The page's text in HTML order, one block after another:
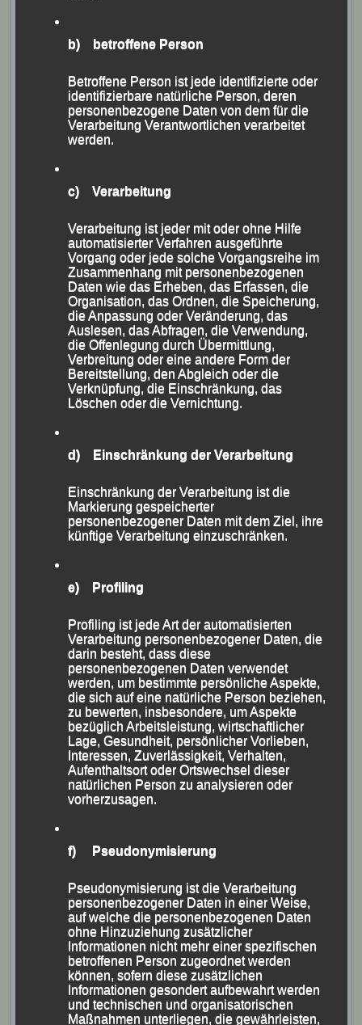
Erfolgsduo:
Erfolgstrainer Günter Zahn mit Eva Schultz nach dem
Rennen
Foto: Kiefner
Erfolgreiches Trio (v.re.) Anna Drexler, Lea Gahbauer
und Felix Proschek
Felix Proschek, der sich Mitte Juli beim
„Mitsommerlauf“ in Regensburg mit neuer persönlicher
Bestleitung erstmals für eine Bayerische Meisterschaft
qualifiziert hatte, lieferte über 800 m der Männlichen
Jugend U 18 ein couragiertes Rennen und belegte mit
seiner Endzeit von 2:08,03 Minuten, nur knapp über
b) betroffene Person
Betroffene Person ist jede identifizierte oder
identifizierbare natürliche Person, deren
personenbezogene Daten von dem für die
Verarbeitung Verantwortlichen verarbeitet
werden.
c) Verarbeitung
Verarbeitung ist jeder mit oder ohne Hilfe
automatisierter Verfahren ausgeführte
Vorgang oder jede solche Vorgangsreihe im
Zusammenhang mit personenbezogenen
Daten wie das Erheben, das Erfassen, die
Organisation, das Ordnen, die Speicherung,
die Anpassung oder Veränderung, das
Auslesen, das Abfragen, die Verwendung,
die Offenlegung durch Übermittlung,
Verbreitung oder eine andere Form der
Bereitstellung, den Abgleich oder die
Verknüpfung, die Einschränkung, das
Löschen oder die Vernichtung.
d) Einschränkung der Verarbeitung
Einschränkung der Verarbeitung ist die
Markierung gespeicherter
personenbezogener Daten mit dem Ziel, ihre
künftige Verarbeitung einzuschränken.
e) Profiling
Profiling ist jede Art der automatisierten
Verarbeitung personenbezogener Daten, die
darin besteht, dass diese
personenbezogenen Daten verwendet
werden, um bestimmte persönliche Aspekte,
die sich auf eine natürliche Person beziehen,
zu bewerten, insbesondere, um Aspekte
bezüglich Arbeitsleistung, wirtschaftlicher
Lage, Gesundheit, persönlicher Vorlieben,
Interessen, Zuverlässigkeit, Verhalten,
Aufenthaltsort oder Ortswechsel dieser
natürlichen Person zu analysieren oder
vorherzusagen.
f) Pseudonymisierung
Pseudonymisierung ist die Verarbeitung
personenbezogener Daten in einer Weise,
auf welche die personenbezogenen Daten
ohne Hinzuziehung zusätzlicher
Informationen nicht mehr einer spezifischen
betroffenen Person zugeordnet werden
können, sofern diese zusätzlichen
Informationen gesondert aufbewahrt werden
und technischen und organisatorischen
Maßnahmen unterliegen, die gewährleisten,